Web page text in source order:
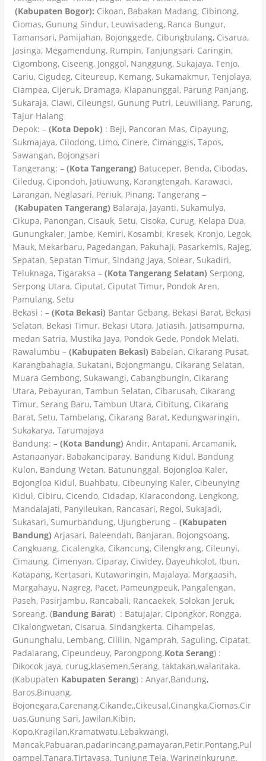
(Kabupaten Bogor): Cikoan, Babakan Madang, Cibinong,
Ciomas, Gunung Sindur, Leuwisadeng, Ranca Bungur,
Tamansari, Pamijahan, Bojonggede, Cibungbulang, Cisarua,
Jasinga, Megamendung, Rumpin, Tanjungsari, Caringin,
Cigombong, Ciseeng, Jonggol, Nanggung, Sukajaya, Tenjo,
Cariu, Cigudeg, Citeureup, Kemang, Sukamakmur, Tenjolaya,
Ciampea, Cijeruk, Dramaga, Klapanunggal, Parung Panjang,
Sukaraja, Ciawi, Cileungsi, Gunung Putri, Leuwiliang, Parung,
Tajur Halang
Depok: –(Kota Depok) : Beji, Pancoran Mas, Cipayung,
Sukmajaya, Cilodong, Limo, Cinere, Cimanggis, Tapos,
Sawangan, Bojongsari
Tangerang: –(Kota Tangerang) Batuceper, Benda, Cibodas,
Ciledug, Cipondoh, Jatiuwung, Karangtengah, Karawaci,
Larangan, Neglasari, Periuk, Pinang, Tangerang –
(Kabupaten Tangerang) Balaraja, Jayanti, Sukamulya,
Cikupa, Panongan, Cisauk, Setu, Cisoka, Curug, Kelapa Dua,
Gunungkaler, Jambe, Kemiri, Kosambi, Kresek, Kronjo, Legok,
Mauk, Mekarbaru, Pagedangan, Pakuhaji, Pasarkemis, Rajeg,
Sepatan, Sepatan Timur, Sindang Jaya, Solear, Sukadiri,
Teluknaga, Tigaraksa –(Kota Tangerang Selatan) Serpong,
Serpong Utara, Ciputat, Ciputat Timur, Pondok Aren,
Pamulang, Setu
Bekasi : –(Kota Bekasi) Bantar Gebang, Bekasi Barat, Bekasi
Selatan, Bekasi Timur, Bekasi Utara, Jatiasih, Jatisampurna,
medan Satria, Mustika Jaya, Pondok Gede, Pondok Melati,
Rawalumbu –(Kabupaten Bekasi) Babelan, Cikarang Pusat,
Karangbahagia, Sukatani, Bojongmangu, Cikarang Selatan,
Muara Gembong, Sukawangi, Cabangbungin, Cikarang
Utara, Pebayuran, Tambun Selatan, Cibarusah, Cikarang
Timur, Serang Baru, Tambun Utara, Cibitung, Cikarang
Barat, Setu, Tambelang, Cikarang Barat, Kedungwaringin,
Sukakarya, Tarumajaya
Bandung: –(Kota Bandung) Andir, Antapani, Arcamanik,
Astanaanyar, Babakanciparay, Bandung Kidul, Bandung
Kulon, Bandung Wetan, Batununggal, Bojongloa Kaler,
Bojongloa Kidul, Buahbatu, Cibeunying Kaler, Cibeunying
Kidul, Cibiru, Cicendo, Cidadap, Kiaracondong, Lengkong,
Mandalajati, Panyileukan, Rancasari, Regol, Sukajadi,
Sukasari, Sumurbandung, Ujungberung –(Kabupaten
Bandung) Arjasari, Baleendah, Banjaran, Bojongsoang,
Cangkuang, Cicalengka, Cikancung, Cilengkrang, Cileunyi,
Cimaung, Cimenyan, Ciparay, Ciwidey, Dayeuhkolot, Ibun,
Katapang, Kertasari, Kutawaringin, Majalaya, Margaasih,
Margahayu, Nagreg, Pacet, Pameungpeuk, Pangalengan,
Paseh, Pasirjambu, Rancabali, Rancaekek, Solokan Jeruk,
Soreang. (Bandung Barat) : Batujajar, Cipongkor, Rongga,
Cikalongwetan, Cisarua, Sindangkerta, Cihampelas,
Gununghalu, Lembang, Cililin, Ngamprah, Saguling, Cipatat,
Padalarang, Cipeundeuy, Parongpong.Kota Serang) :
Dikocok jaya, curug,klasemen,Serang, taktakan,walantaka.
(Kabupaten Kabupaten Serang) : Anyar,Bandung,
Baros,Binuang,
Bojonegara,Carenang,Cikande,,Cikeusal,Cinangka,Ciomas,Cir
uas,Gunung Sari, Jawilan,Kibin,
Kopo,Kragilan,Kramatwatu,Lebakwangi,
Mancak,Pabuaran,padarincang,pamayaran,Petir,Pontang,Pul
oampel,Tanara,Tirtayasa, Tunjung Teja, Waringinkurung.